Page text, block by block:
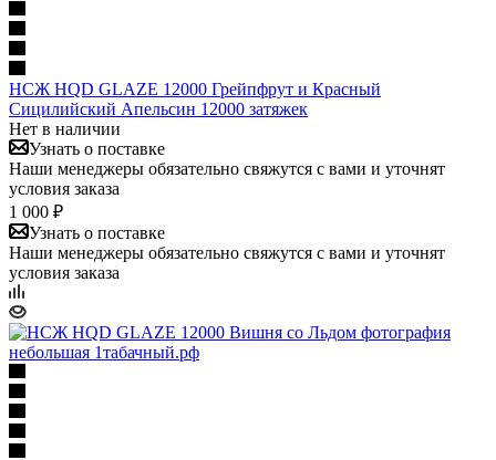
НСЖ HQD GLAZE 12000 Грейпфрут и Красный
Сицилийский Апельсин 12000 затяжек
Нет в наличии
Узнать о поставке
Наши менеджеры обязательно свяжутся с вами и уточнят
условия заказа
1 000 ₽
Узнать о поставке
Наши менеджеры обязательно свяжутся с вами и уточнят
условия заказа